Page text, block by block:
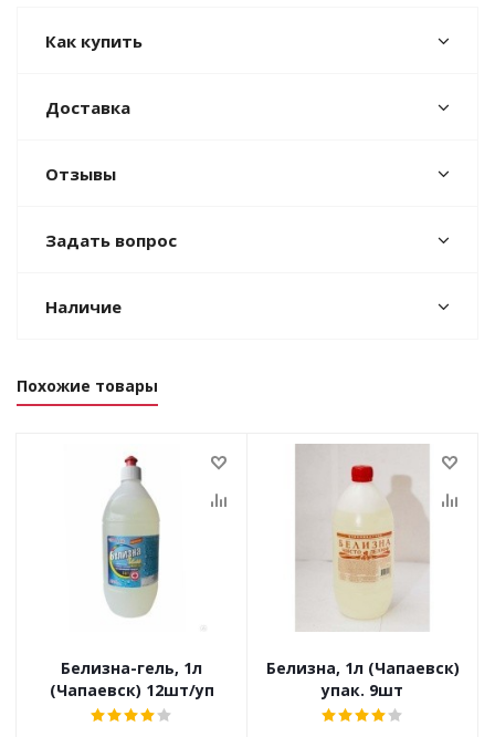
Как купить
Доставка
Отзывы
Задать вопрос
Наличие
Похожие товары
Белизна-гель, 1л
(Чапаевск) 12шт/уп
Белизна, 1л (Чапаевск)
упак. 9шт